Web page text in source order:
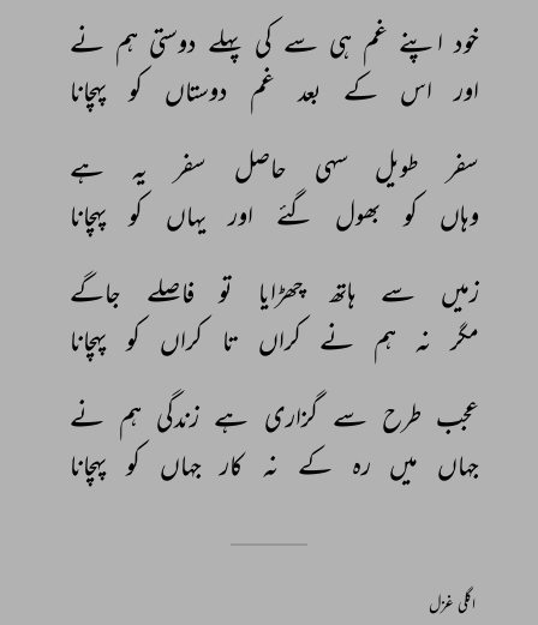
خود اپنے غم ہی سے کی پہلے دوستی ہم نے
اور اس کے بعد غم دوستاں کو پہچانا
سفر
طویل سہی حاصل سفر یہ
ہے
وہاں
کو بھول گئے اور یہاں کو پہچانا
زمیں
سے ہاتھ چھڑایا تو فاصلے
جاگے
مگر نہ ہم نے کراں تا کراں کو پہچانا
عجب طرح سے گزاری ہے زندگی ہم نے
جہاں میں رہ کے نہ کار جہاں کو پہچانا
اگلی غزل